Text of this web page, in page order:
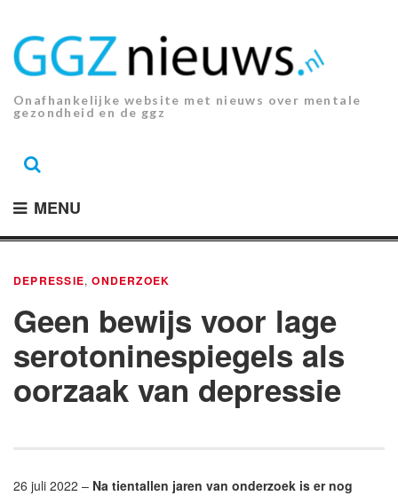
inhoud.
Onafhankelijke website met nieuws over mentale
gezondheid en de ggz
MENU
DEPRESSIE,ONDERZOEK
Geen bewijs voor lage
serotoninespiegels als
oorzaak van depressie
26 juli 2022 – Na tientallen jaren van onderzoek is er nog